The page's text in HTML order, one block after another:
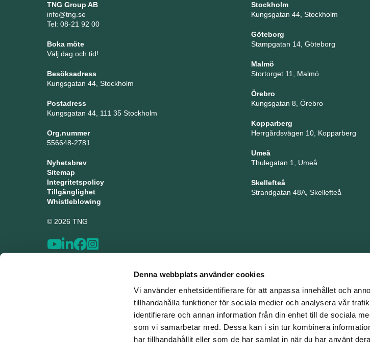
Denna webbplats använder cookies
Vi använder enhetsidentifierare för att anpassa innehållet och
tillhandahålla funktioner för sociala medier och analysera vår
identifierare och annan information från din enhet till de sociala
som vi samarbetar med. Dessa kan i sin tur kombinera
har tillhandahållit eller som de har samlat in när du har använt
TNG Group AB
info@tng.se
Tel: 08-21 92 00
Boka möte
Välj dag och tid!
Besöksadress
Kungsgatan 44, Stockholm
Postadress
Kungsgatan 44, 111 35 Stockholm
Org.nummer
556648-2781
Nyhetsbrev
Sitemap
Integritetspolicy
Tillgänglighet
Whistleblowing
© 2026 TNG
Stockholm
Kungsgatan 44, Stockholm
Göteborg
Stampgatan 14, Göteborg
Malmö
Stortorget 11, Malmö
Örebro
Kungsgatan 8, Örebro
Kopparberg
Herrgårdsvägen 10, Kopparberg
Umeå
Thulegatan 1, Umeå
Skellefteå
Strandgatan 48A, Skellefteå
TNG är en del i företagsgruppen